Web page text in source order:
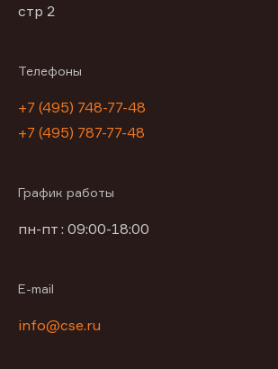
стр 2
Телефоны
+7 (495) 748-77-48
+7 (495) 787-77-48
График работы
пн-пт : 09:00-18:00
E-mail
info@cse.ru